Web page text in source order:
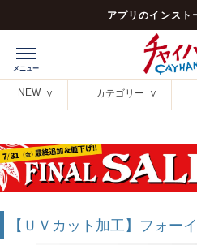
アプリのインスト
NEW カテゴリー
【ＵＶカット加工】フォー